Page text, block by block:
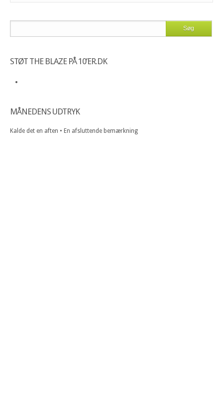
STØT THE BLAZE PÅ 10’ER.DK
MÅNEDENS UDTRYK
Kalde det en aften • En afsluttende bemærkning